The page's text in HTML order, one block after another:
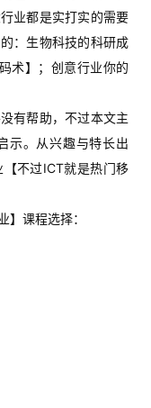
业都是实打实的需要
：生物科技的科研成
术】；创意行业你的
有帮助，不过本文主
示。从兴趣与特长出
不过ICT就是热门移
】课程选择：